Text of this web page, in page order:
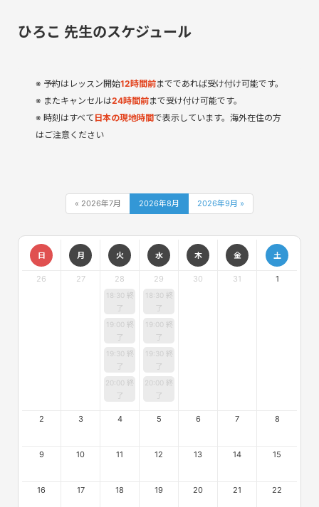
ひろこ 先生のスケジュール
予約はレッスン開始12時間前までであれば受け付け可能です。
またキャンセルは24時間前まで受け付け可能です。
時刻はすべて 日本の現地時間で表示しています。海外在住の方
はご注意ください
« 2026年7月 2026年8月 2026年9月 »
日 月 火 水 木 金 土
26 27 28
18:30 終
了
19:00 終
了
19:30 終
了
20:00 終
了
29
18:30 終
了
19:00 終
了
19:30 終
了
20:00 終
了
30 31 1
2 3 4 5 6 7 8
9 10 11 12 13 14 15
16 17 18 19 20 21 22